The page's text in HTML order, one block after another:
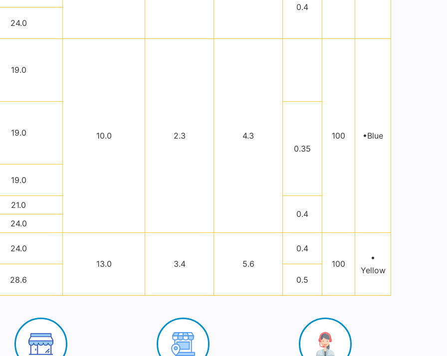
0.4
24.0
19.0
10.0 2.3 4.3 100 •Blue
19.0
0.35
19.0
21.0
0.4
24.0
24.0
13.0
3.4 5.6
0.4
100
•
Yellow
28.6 0.5